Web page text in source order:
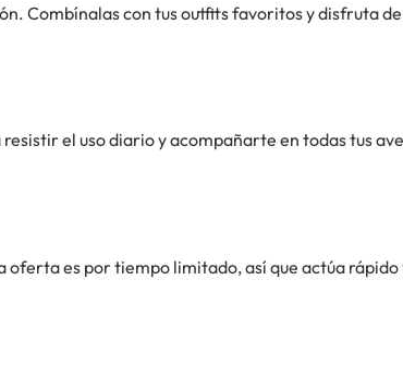
Combínalas con tus outfits favoritos y disfruta
el uso diario y acompañarte en todas tus
oferta es por tiempo limitado, así que actúa rápido